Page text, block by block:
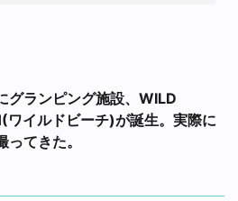
グランピング施設、WILD
ワイルドビーチ)が誕生。実際に
ってきた。